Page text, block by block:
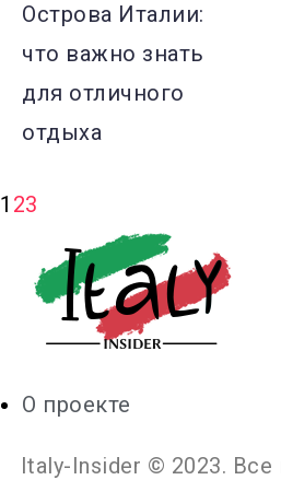
Острова Италии:
что важно знать
для отличного
отдыха
1 23
О проекте
Italy-Insider © 2023.